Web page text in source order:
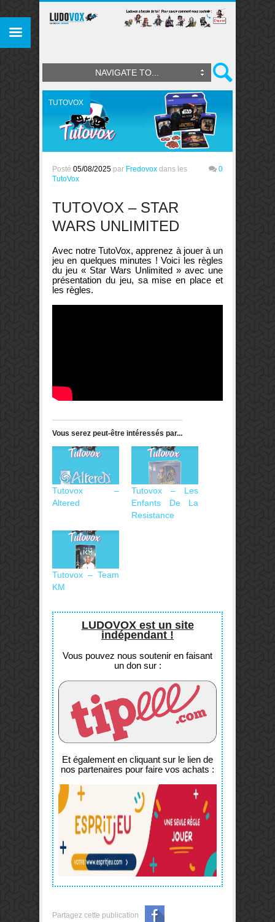
NAVIGATE TO...
TUTOVOX
Posté 05/08/2025 par Fredovox dans les
TutoVox
0
TUTOVOX – STAR
WARS UNLIMITED
Avec notre TutoVox, apprenez à jouer à un
jeu en quelques minutes ! Voici les règles
du jeu « Star Wars Unlimited » avec une
présentation du jeu, sa mise en place et
les règles.
Vous serez peut-être intéressés par...
Tutovox –
Altered
Tutovox – Les
Enfants De La
Resistance
Tutovox – Team
KM
LUDOVOX est un site
indépendant !
Vous pouvez nous soutenir en faisant
un don sur :
Et également en cliquant sur le lien de
nos partenaires pour faire vos achats :
Partagez cette publication